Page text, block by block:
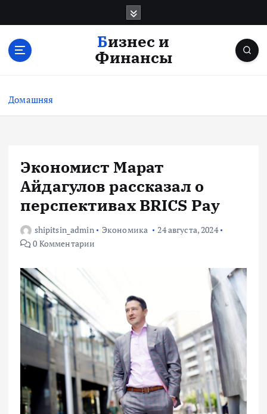
с
Бизнес и
Финансы
Домашняя
Экономист Марат
Айдагулов рассказал о
перспективах BRICS Pay
shipitsin_admin Экономика
24 августа, 2024
0 Комментарии